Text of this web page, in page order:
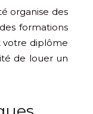
organise des
formations
votre diplôme
de louer un